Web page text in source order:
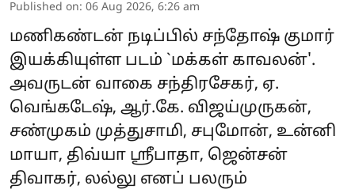
Published on: 06 Aug 2026, 6:26 am
மணிகண்டன் நடிப்பில் சந்தோஷ் குமார்
இயக்கியுள்ள படம் `மக்கள் காவலன்'.
அவருடன் வாகை சந்திரசேகர், ஏ.
வெங்கடேஷ், ஆர்.கே. விஜய்முருகன்,
சண்முகம் முத்துசாமி, சபுமோன், உன்னி
மாயா, திவ்யா ஸ்ரீபாதா, ஜென்சன்
திவாகர், லல்லு எனப் பலரும்